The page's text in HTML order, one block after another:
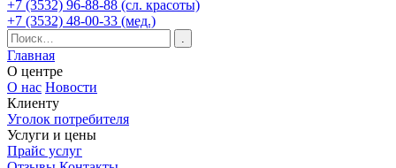
+7 (3532) 96-88-88 (сл. красоты)
+7 (3532) 48-00-33 (мед.)
Главная
О центре
О нас Новости
Клиенту
Уголок потребителя
Услуги и цены
Прайс услуг